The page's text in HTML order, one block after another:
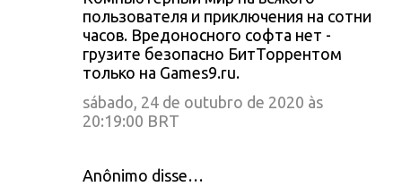
пользователя и приключения на сотни
часов. Вредоносного софта нет -
грузите безопасно БитТоррентом
только на Games9.ru.
sábado, 24 de outubro de 2020 às
20:19:00 BRT
Anônimo disse…